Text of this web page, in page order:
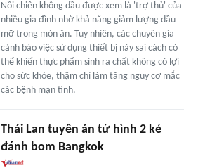
Nồi chiên không dầu được xem là 'trợ thủ' của
nhiều gia đình nhờ khả năng giảm lượng dầu
mỡ trong món ăn. Tuy nhiên, các chuyên gia
cảnh báo việc sử dụng thiết bị này sai cách có
thể khiến thực phẩm sinh ra chất không có lợi
cho sức khỏe, thậm chí làm tăng nguy cơ mắc
các bệnh mạn tính.
Thái Lan tuyên án tử hình 2 kẻ
đánh bom Bangkok